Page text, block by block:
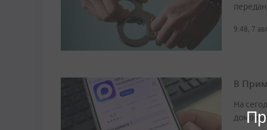
9:48, 7
В
На